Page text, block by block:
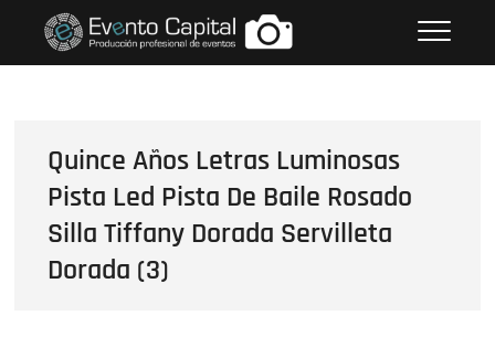
contenido
FOTOS GRUPO EMPRESARIAL
Quince Años Letras Luminosas
Pista Led Pista De Baile Rosado
Silla Tiffany Dorada Servilleta
Dorada (3)